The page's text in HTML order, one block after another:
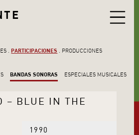
PARTICIPACIONES PRODUCCIONES
BANDAS SONORAS ESPECIALES MUSICALES
– BLUE IN THE
1990